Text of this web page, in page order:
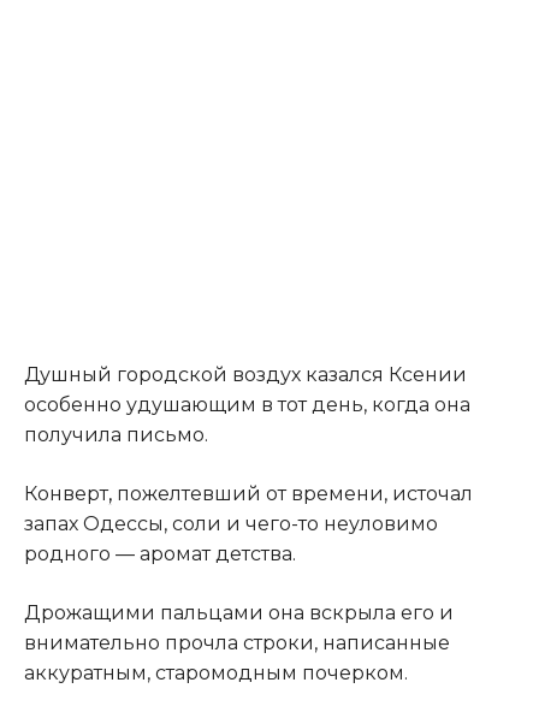
Душный городской воздух казался Ксении
особенно удушающим в тот день, когда она
получила письмо.
Конверт, пожелтевший от времени, источал
запах Одессы, соли и чего-то неуловимо
родного — аромат детства.
Дрожащими пальцами она вскрыла его и
внимательно прочла строки, написанные
аккуратным, старомодным почерком.